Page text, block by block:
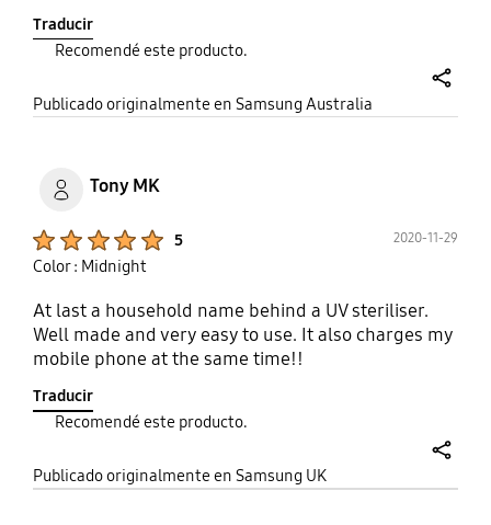
Traducir
Recomendé este producto.
Publicado originalmente en Samsung Australia
Tony MK
5 2020-11-29
Color : Midnight
At last a household name behind a UV steriliser.
Well made and very easy to use. It also charges my
mobile phone at the same time!!
Traducir
Recomendé este producto.
Publicado originalmente en Samsung UK